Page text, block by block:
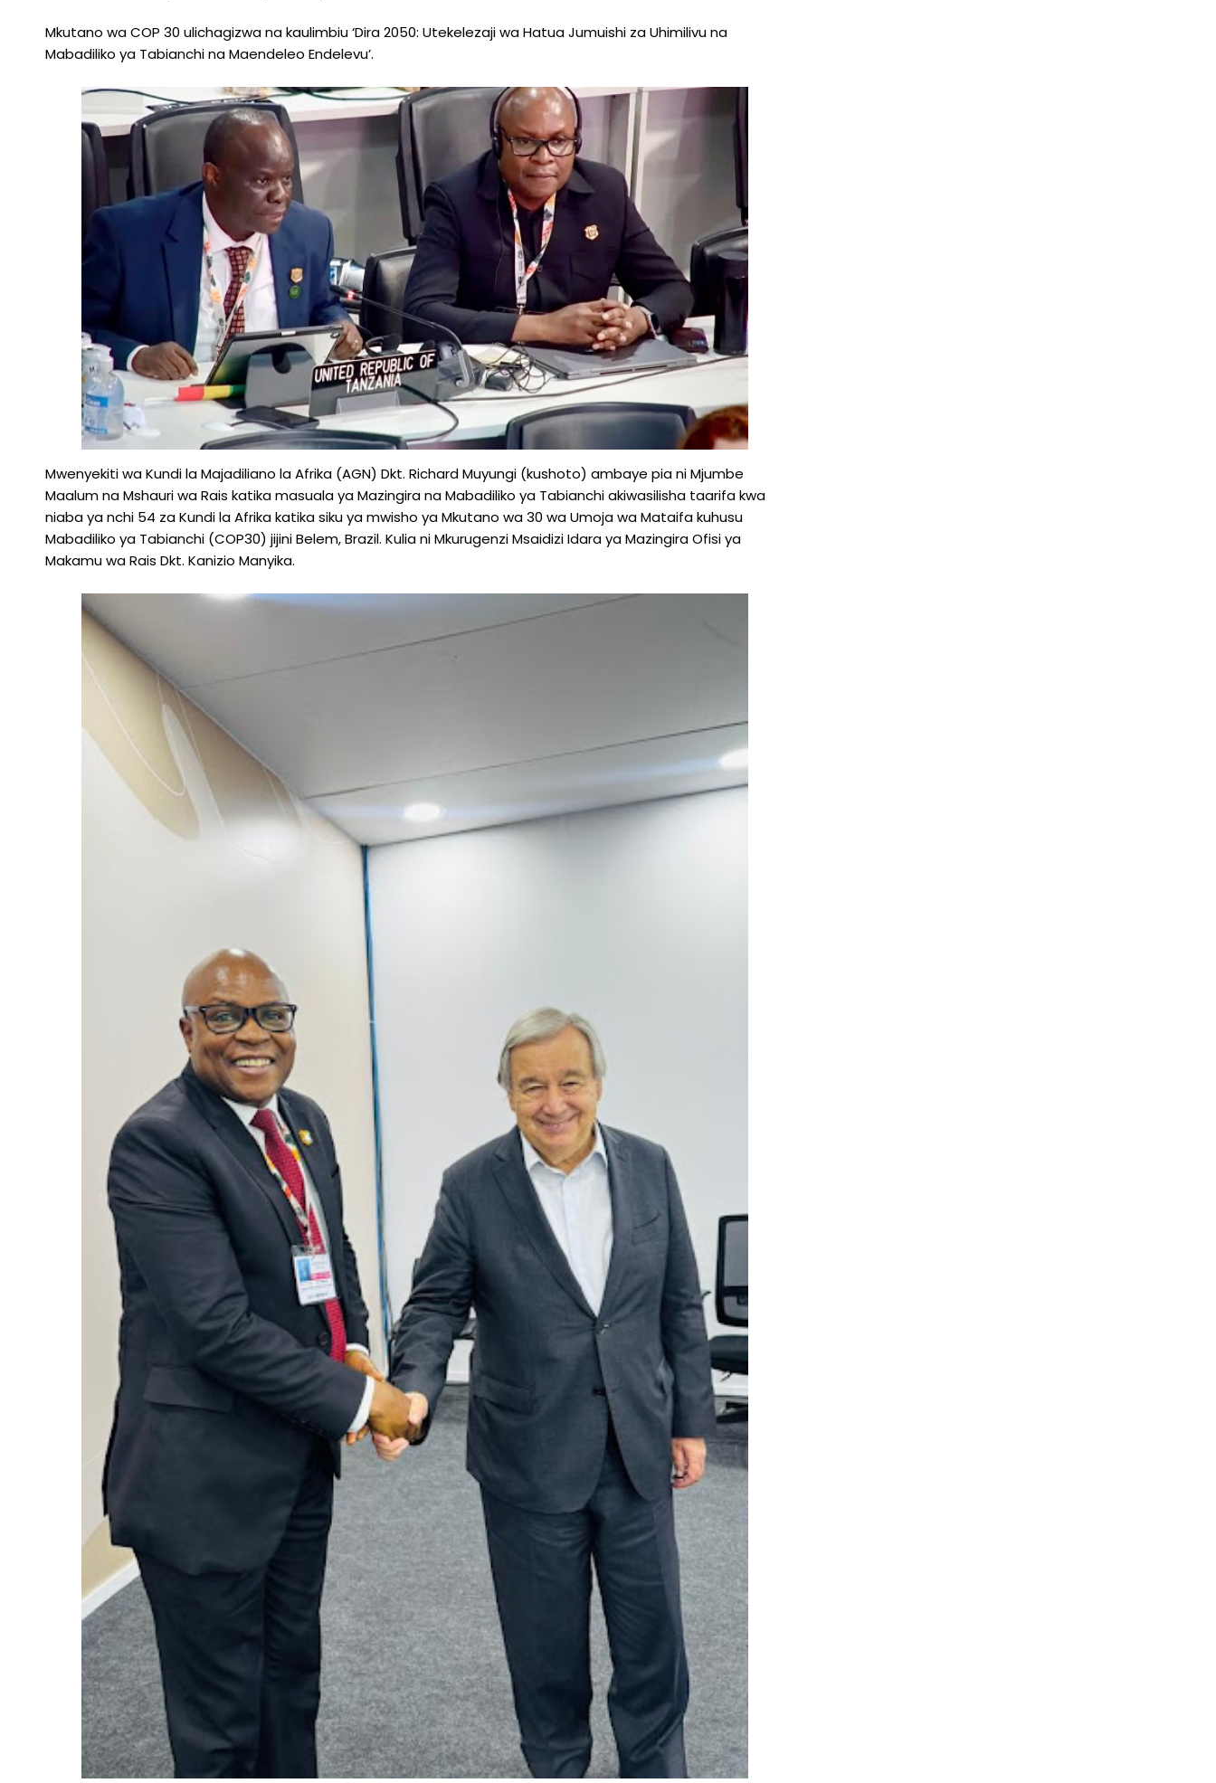
Mkutano wa COP 30 ulichagizwa na kaulimbiu ‘Dira 2050: Utekelezaji wa Hatua Jumuishi za Uhimilivu na
Mabadiliko ya Tabianchi na Maendeleo Endelevu’.
Mwenyekiti wa Kundi la Majadiliano la Afrika (AGN) Dkt. Richard Muyungi (kushoto) ambaye pia ni Mjumbe
Maalum na Mshauri wa Rais katika masuala ya Mazingira na Mabadiliko ya Tabianchi akiwasilisha taarifa kwa
niaba ya nchi 54 za Kundi la Afrika katika siku ya mwisho ya Mkutano wa 30 wa Umoja wa Mataifa kuhusu
Mabadiliko ya Tabianchi (COP30) jijini Belem, Brazil. Kulia ni Mkurugenzi Msaidizi Idara ya Mazingira Ofisi ya
Makamu wa Rais Dkt. Kanizio Manyika.